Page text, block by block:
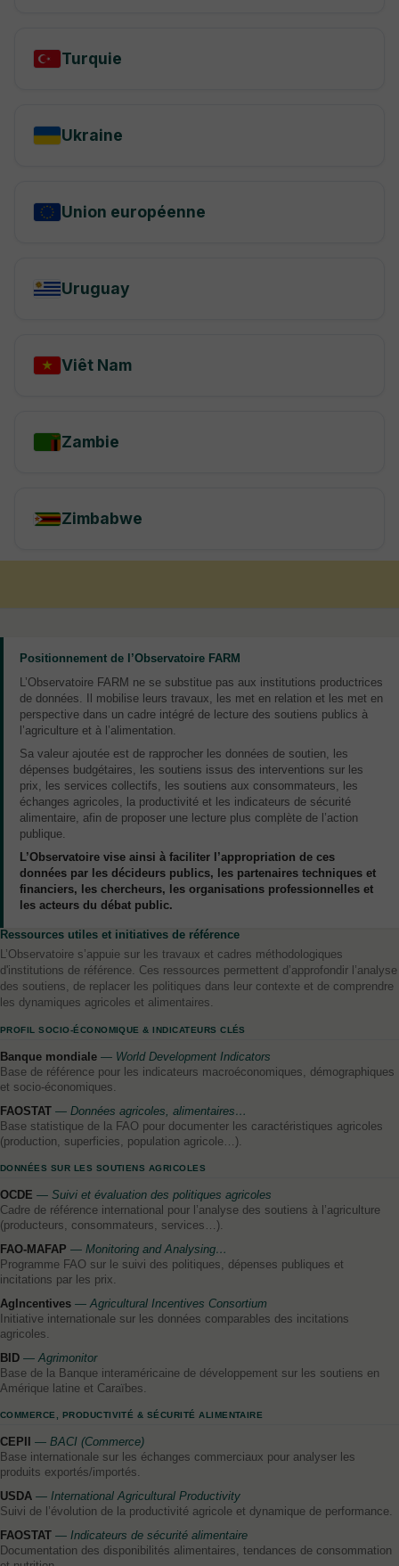
Positionnement de l’Observatoire FARM
L’Observatoire FARM ne se substitue pas aux institutions productrices
de données. Il mobilise leurs travaux, les met en relation et les met en
perspective dans un cadre intégré de lecture des soutiens publics à
l’agriculture et à l’alimentation.
Sa valeur ajoutée est de rapprocher les données de soutien, les
dépenses budgétaires, les soutiens issus des interventions sur les
prix, les services collectifs, les soutiens aux consommateurs, les
échanges agricoles, la productivité et les indicateurs de sécurité
alimentaire, afin de proposer une lecture plus complète de l’action
publique.
L’Observatoire vise ainsi à faciliter l’appropriation de ces
données par les décideurs publics, les partenaires techniques et
financiers, les chercheurs, les organisations professionnelles et
les acteurs du débat public.
Ressources utiles et initiatives de référence
L’Observatoire s’appuie sur les travaux et cadres méthodologiques
d'institutions de référence. Ces ressources permettent d’approfondir l’analyse
des soutiens, de replacer les politiques dans leur contexte et de comprendre
les dynamiques agricoles et alimentaires.
PROFIL SOCIO-ÉCONOMIQUE & INDICATEURS CLÉS
Banque mondiale — World Development Indicators
Base de référence pour les indicateurs macroéconomiques, démographiques
et socio-économiques.
FAOSTAT — Données agricoles, alimentaires…
Base statistique de la FAO pour documenter les caractéristiques agricoles
(production, superficies, population agricole…).
DONNÉES SUR LES SOUTIENS AGRICOLES
OCDE — Suivi et évaluation des politiques agricoles
Cadre de référence international pour l’analyse des soutiens à l’agriculture
(producteurs, consommateurs, services…).
FAO-MAFAP — Monitoring and Analysing…
Programme FAO sur le suivi des politiques, dépenses publiques et
incitations par les prix.
AgIncentives — Agricultural Incentives Consortium
Initiative internationale sur les données comparables des incitations
agricoles.
BID — Agrimonitor
Base de la Banque interaméricaine de développement sur les soutiens en
Amérique latine et Caraïbes.
COMMERCE, PRODUCTIVITÉ & SÉCURITÉ ALIMENTAIRE
CEPII
— BACI (Commerce)
Base internationale sur les échanges commerciaux pour analyser les
produits exportés/importés.
USDA — International Agricultural Productivity
Suivi de l’évolution de la productivité agricole et dynamique de performance.
FAOSTAT — Indicateurs de sécurité alimentaire
Documentation des disponibilités alimentaires, tendances de consommation